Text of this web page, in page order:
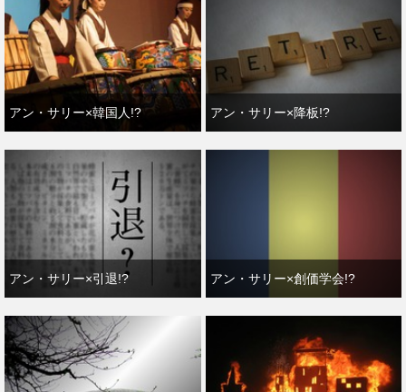
アン・サリー×韓国人!? アン・サリー×降板!?
アン・サリー×引退!? アン・サリー×創価学会!?